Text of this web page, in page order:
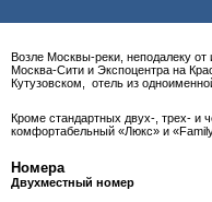
Возле Москвы-реки, неподалеку от
Москва-Сити и Экспоцентра на
Кутузовском, отель из
Кроме стандартных двух-, трех- и
комфортабельный «Люкс» и
Номера
Двухместный номер